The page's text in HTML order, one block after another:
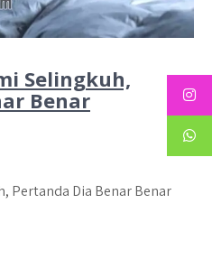
Selingkuh,
Benar
Pertanda Dia Benar Benar